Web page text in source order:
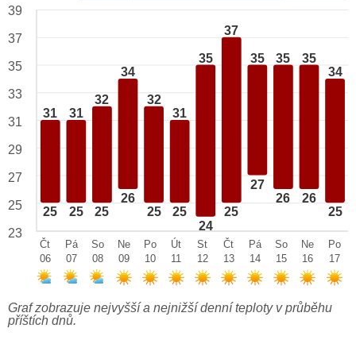
31
25
31
25
32
25
34
26
32
25
31
25
35
24
37
25
35
27
35
26
35
26
34
25
39
37
35
33
31
29
27
25
23
Čt
06
Pá
07
So
08
Ne
09
Po
10
Út
11
St
12
Čt
13
Pá
14
So
15
Ne
16
Po
17
Graf zobrazuje nejvyšší a nejnižší denní teploty v průběhu
příštích dnů.